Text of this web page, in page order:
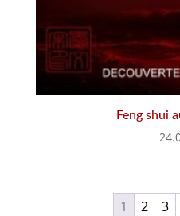
Feng shui
1 2 3